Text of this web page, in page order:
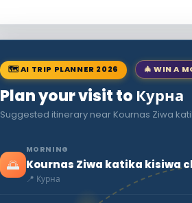
🗺 AI TRIP PLANNER 2026 🎄 WIN A
Plan your visit to Курна
Suggested itinerary near Kournas Ziwa
🌅
MORNING
Kournas Ziwa katika kisiwa
📍 Курна